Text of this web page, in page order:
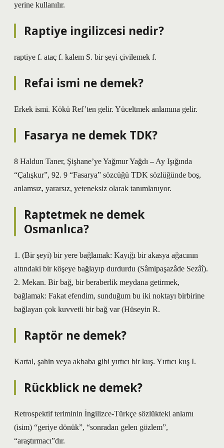
yerine kullanılır.
Raptiye ingilizcesi nedir?
raptiye f. ataç f. kalem S. bir şeyi çivilemek f.
Refai ismi ne demek?
Erkek ismi. Kökü Ref’ten gelir. Yüceltmek anlamına gelir.
Fasarya ne demek TDK?
8 Haldun Taner, Şişhane’ye Yağmur Yağdı – Ay Işığında
“Çalışkur”, 92. 9 “Fasarya” sözcüğü TDK sözlüğünde boş,
anlamsız, yararsız, yeteneksiz olarak tanımlanıyor.
Raptetmek ne demek
Osmanlıca?
1. (Bir şeyi) bir yere bağlamak: Kayığı bir akasya ağacının
altındaki bir köşeye bağlayıp durdurdu (Sâmipaşazâde Sezâî).
2. Mekan. Bir bağ, bir beraberlik meydana getirmek,
bağlamak: Fakat efendim, sunduğum bu iki noktayı birbirine
bağlayan çok kuvvetli bir bağ var (Hüseyin R.
Raptör ne demek?
Kartal, şahin veya akbaba gibi yırtıcı bir kuş. Yırtıcı kuş I.
Rückblick ne demek?
Retrospektif teriminin İngilizce-Türkçe sözlükteki anlamı
(isim) “geriye dönük”, “sonradan gelen gözlem”,
“araştırmacı”dır.